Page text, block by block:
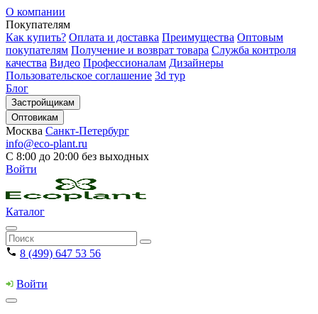
О компании
Покупателям
Как купить? Оплата и доставка Преимущества Оптовым
покупателям Получение и возврат товара Служба контроля
качества Видео Профессионалам Дизайнеры
Пользовательское соглашение 3d тур
Блог
Застройщикам
Оптовикам
Москва Санкт-Петербург
info@eco-plant.ru
С 8:00 до 20:00 без выходных
Войти
Каталог
8 (499) 647 53 56
Войти